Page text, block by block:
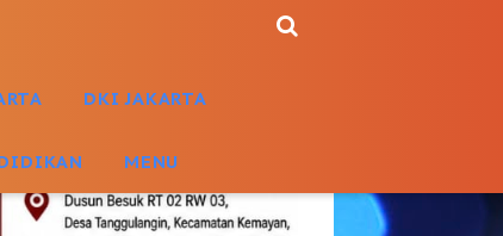
DKI JAKARTA
MENU